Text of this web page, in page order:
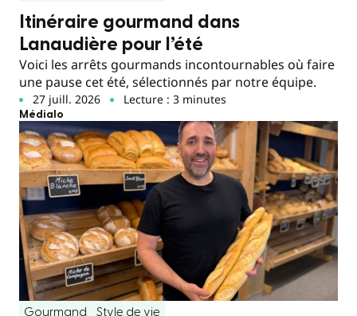
Itinéraire gourmand dans
Lanaudière pour l’été
Voici les arrêts gourmands incontournables où faire
une pause cet été, sélectionnés par notre équipe.
27 juill. 2026 Lecture : 3 minutes
Médialo
Gourmand Style de vie